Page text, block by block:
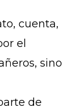
cuenta,
el
sino
de